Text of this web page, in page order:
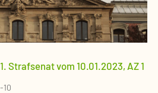
Strafsenat vom 10.01.2023, AZ 1
10